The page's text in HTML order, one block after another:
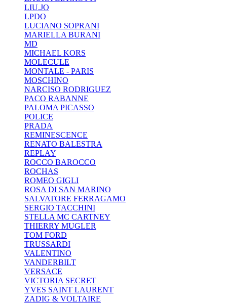
LIU.JO
LPDO
LUCIANO SOPRANI
MARIELLA BURANI
MD
MICHAEL KORS
MOLECULE
MONTALE - PARIS
MOSCHINO
NARCISO RODRIGUEZ
PACO RABANNE
PALOMA PICASSO
POLICE
PRADA
REMINESCENCE
RENATO BALESTRA
REPLAY
ROCCO BAROCCO
ROCHAS
ROMEO GIGLI
ROSA DI SAN MARINO
SALVATORE FERRAGAMO
SERGIO TACCHINI
STELLA MC CARTNEY
THIERRY MUGLER
TOM FORD
TRUSSARDI
VALENTINO
VANDERBILT
VERSACE
VICTORIA SECRET
YVES SAINT LAURENT
ZADIG & VOLTAIRE